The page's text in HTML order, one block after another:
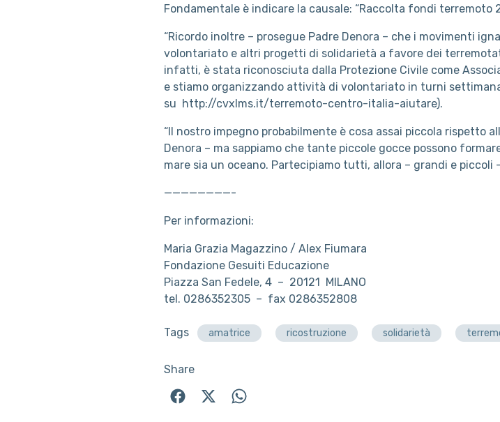
Fondamentale è indicare la causale: “Raccolta fondi terremoto
“Ricordo inoltre – prosegue Padre Denora – che i movimenti
volontariato e altri progetti di solidarietà a favore dei
infatti, è stata riconosciuta dalla Protezione Civile come
e stiamo organizzando attività di volontariato in turni
su http://cvxlms.it/terremoto-centro-italia-aiutare).
“Il nostro impegno probabilmente è cosa assai piccola rispetto
Denora – ma sappiamo che tante piccole gocce possono
mare sia un oceano. Partecipiamo tutti, allora – grandi e piccoli
————————-
Per informazioni:
Maria Grazia Magazzino / Alex Fiumara
Fondazione Gesuiti Educazione
Piazza San Fedele, 4 – 20121 MILANO
tel. 0286352305 – fax 0286352808
Tags amatrice ricostruzione solidarietà
Share